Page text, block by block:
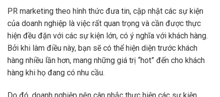
PR marketing theo hình thức đưa tin, cập nhật các sự kiện
của doanh nghiệp là việc rất quan trọng và cần được thực
hiện đều đặn với các sự kiện lớn, có ý nghĩa với khách hàng.
Bởi khi làm điều này, bạn sẽ có thể hiện diện trước khách
hàng nhiều lần hơn, mang những giá trị “hot” đến cho khách
hàng khi họ đang có nhu cầu.